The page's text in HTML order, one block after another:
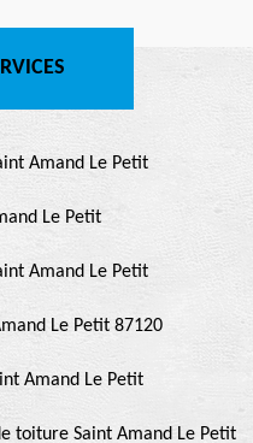
Amand Le Petit
Le Petit
Amand Le Petit
Le Petit 87120
Amand Le Petit
toiture Saint Amand Le Petit